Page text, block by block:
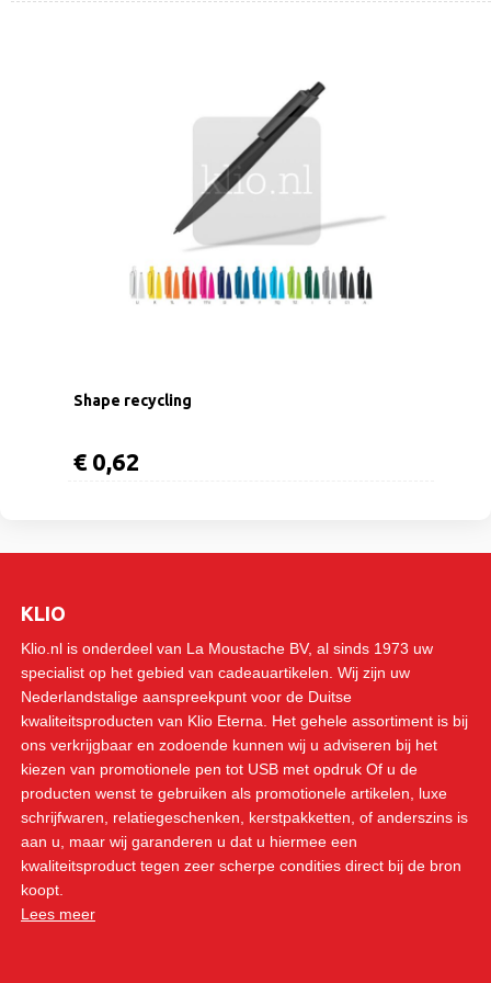
Shape recycling
€ 0,62
KLIO
Klio.nl is onderdeel van La Moustache BV, al sinds 1973 uw
specialist op het gebied van cadeauartikelen. Wij zijn uw
Nederlandstalige aanspreekpunt voor de Duitse
kwaliteitsproducten van Klio Eterna. Het gehele assortiment is bij
ons verkrijgbaar en zodoende kunnen wij u adviseren bij het
kiezen van promotionele pen tot USB met opdruk Of u de
producten wenst te gebruiken als promotionele artikelen, luxe
schrijfwaren, relatiegeschenken, kerstpakketten, of anderszins is
aan u, maar wij garanderen u dat u hiermee een
kwaliteitsproduct tegen zeer scherpe condities direct bij de bron
koopt.
Lees meer